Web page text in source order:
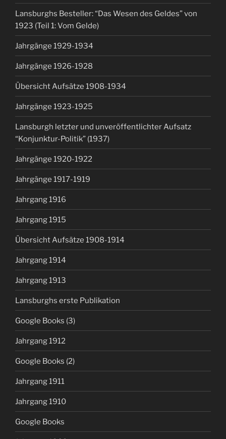
Lansburghs Besteller: “Das Wesen des Geldes” von
1923 (Teil 1: Vom Gelde)
Jahrgänge 1929-1934
Jahrgänge 1926-1928
Übersicht Aufsätze 1908-1934
Jahrgänge 1923-1925
Lansburgh letzter und unveröffentlichter Aufsatz
“Konjunktur-Politik” (1937)
Jahrgänge 1920-1922
Jahrgänge 1917-1919
Jahrgang 1916
Jahrgang 1915
Übersicht Aufsätze 1908-1914
Jahrgang 1914
Jahrgang 1913
Lansburghs erste Publikation
Google Books (3)
Jahrgang 1912
Google Books (2)
Jahrgang 1911
Jahrgang 1910
Google Books